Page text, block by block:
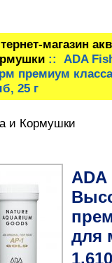
магазин
:: ADA
премиум
25 г
и Кормушки
для